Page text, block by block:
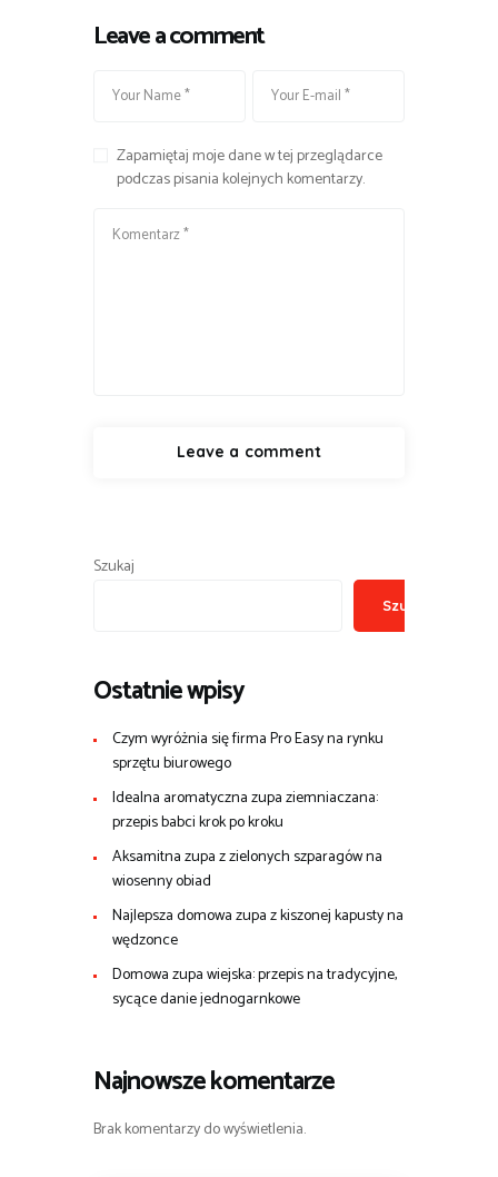
Leave a comment
Zapamiętaj moje dane w tej przeglądarce
podczas pisania kolejnych komentarzy.
Szukaj
Szukaj
Ostatnie wpisy
Czym wyróżnia się firma Pro Easy na rynku
sprzętu biurowego
Idealna aromatyczna zupa ziemniaczana:
przepis babci krok po kroku
Aksamitna zupa z zielonych szparagów na
wiosenny obiad
Najlepsza domowa zupa z kiszonej kapusty na
wędzonce
Domowa zupa wiejska: przepis na tradycyjne,
sycące danie jednogarnkowe
Najnowsze komentarze
Brak komentarzy do wyświetlenia.